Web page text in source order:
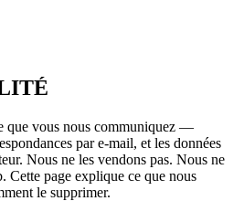
que vous nous communiquez —
par e-mail, et les données
Nous ne les vendons pas. Nous ne
Cette page explique ce que nous
le supprimer.